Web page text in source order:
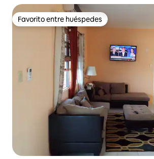
Favorito entre huéspedes
Favorito entre huéspedes